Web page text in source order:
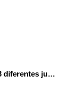
Programa con Scratch, 8 diferentes juegos para vivir la emoción de los partidos de España en el mundial 2026